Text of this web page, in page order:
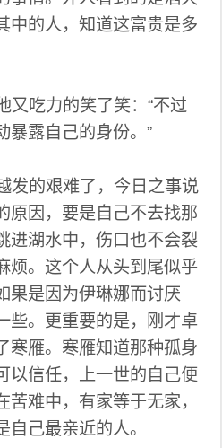
中的人，知道这富贵是多
吃力的笑了笑：“不过
暴露自己的身份。”
发的艰难了，今日之事说
原因，要是自己不去找那
进湖水中，伤口也不会裂
烦。这个人从头到尾似乎
果是因为伊琳娜而讨厌
些。更重要的是，刚才卓
寒雁。寒雁知道那种孤身
以信任，上一世的自己便
难中，有家等于无家，
己最亲近的人。